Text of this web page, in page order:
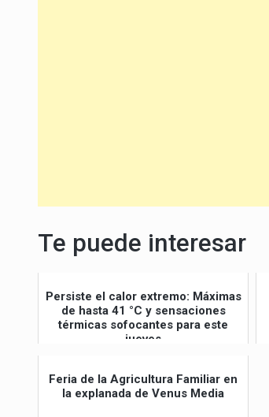
Te puede interesar
Persiste el calor extremo: Máximas
de hasta 41 °C y sensaciones
térmicas sofocantes para este
jueves
Feria de la Agricultura Familiar en
la explanada de Venus Media